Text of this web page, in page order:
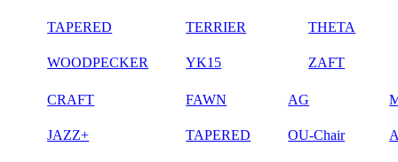
TAPERED TERRIER THETA
WOODPECKER YK15 ZAFT
CRAFT FAWN AG
JAZZ+ TAPERED OU-Chair